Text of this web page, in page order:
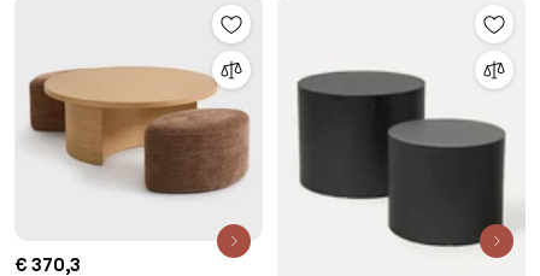
€ 370,3